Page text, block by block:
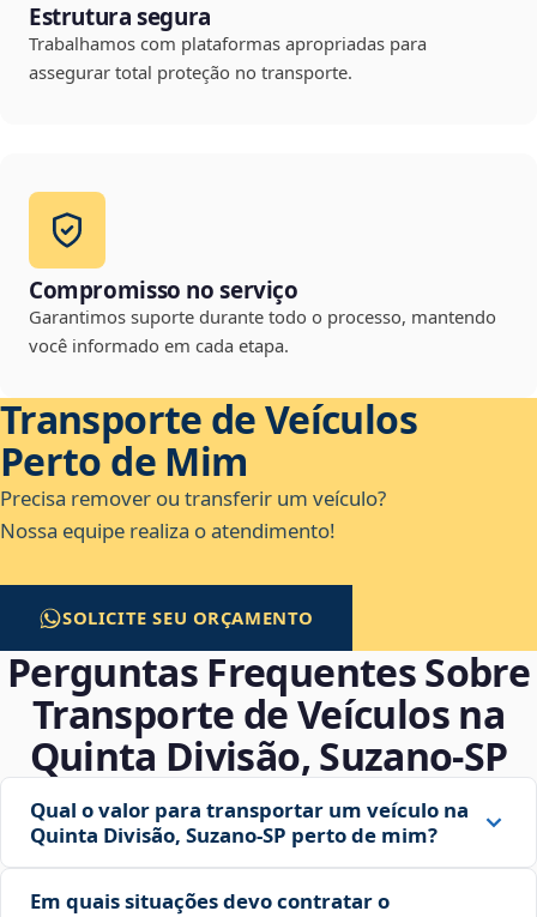
Estrutura segura
Trabalhamos com plataformas apropriadas para
assegurar total proteção no transporte.
Compromisso no serviço
Garantimos suporte durante todo o processo, mantendo
você informado em cada etapa.
Transporte de Veículos
Perto de Mim
Precisa remover ou transferir um veículo?
Nossa equipe realiza o atendimento!
SOLICITE SEU ORÇAMENTO
Perguntas Frequentes Sobre
Transporte de Veículos na
Quinta Divisão, Suzano‑SP
Qual o valor para transportar um veículo na
Quinta Divisão, Suzano‑SP perto de mim?
Em quais situações devo contratar o